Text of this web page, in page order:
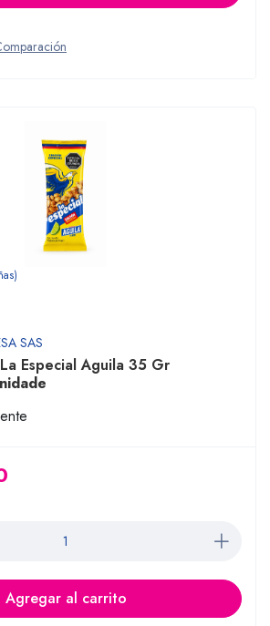
SAS
Especial Aguila 35 Gr
Agregar al carrito